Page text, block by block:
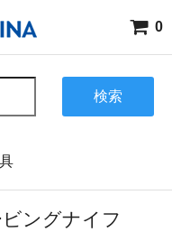
0
検索
ングナイフ